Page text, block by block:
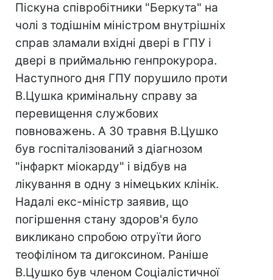
Піскуна співробітники "Беркута" на
чолі з тодішнім міністром внутрішніх
справ зламали вхідні двері в ГПУ і
двері в приймальню генпрокурора.
Наступного дня ГПУ порушило проти
В.Цушка кримінальну справу за
перевищення службових
повноважень. А 30 травня В.Цушко
був госпіталізований з діагнозом
"інфаркт міокарду" і відбув на
лікування в одну з німецьких клінік.
Надалі екс-міністр заявив, що
погіршення стану здоров'я було
викликано спробою отруїти його
теофіліном та дигоксином. Раніше
В.Цушко був членом Соціалістичної